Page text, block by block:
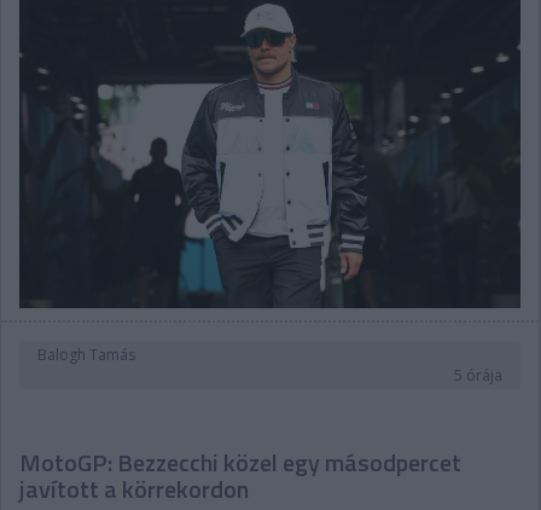
Balogh Tamás
5 órája
MotoGP: Bezzecchi közel egy másodpercet
javított a körrekordon